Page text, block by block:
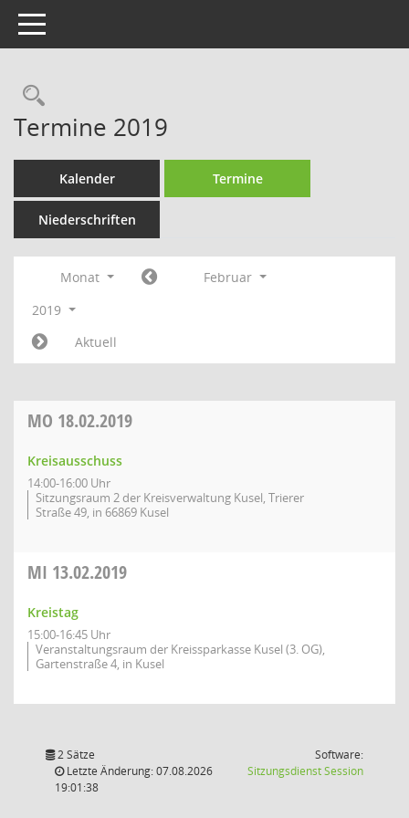
Toggle navigation
Rechercheauswahl
Termine 2019
Kalender Termine
Niederschriften
Monat
Februar
2019
Aktuell
MO 18.02.2019
Kreisausschuss
14:00-16:00 Uhr
Sitzungsraum 2 der Kreisverwaltung Kusel, Trierer
Straße 49, in 66869 Kusel
MI 13.02.2019
Kreistag
15:00-16:45 Uhr
Veranstaltungsraum der Kreissparkasse Kusel (3. OG),
Gartenstraße 4, in Kusel
2 Sätze
Letzte Änderung: 07.08.2026
19:01:38
Software:
SitzungsdienstSession(Wird in